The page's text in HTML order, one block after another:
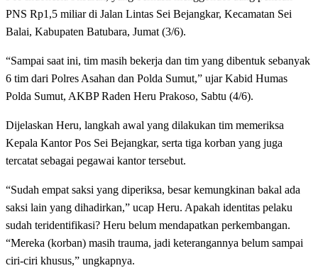
PNS Rp1,5 miliar di Jalan Lintas Sei Bejangkar, Kecamatan Sei
Balai, Kabupaten Batubara, Jumat (3/6).
“Sampai saat ini, tim masih bekerja dan tim yang dibentuk sebanyak
6 tim dari Polres Asahan dan Polda Sumut,” ujar Kabid Humas
Polda Sumut, AKBP Raden Heru Prakoso, Sabtu (4/6).
Dijelaskan Heru, langkah awal yang dilakukan tim memeriksa
Kepala Kantor Pos Sei Bejangkar, serta tiga korban yang juga
tercatat sebagai pegawai kantor tersebut.
“Sudah empat saksi yang diperiksa, besar kemungkinan bakal ada
saksi lain yang dihadirkan,” ucap Heru. Apakah identitas pelaku
sudah teridentifikasi? Heru belum mendapatkan perkembangan.
“Mereka (korban) masih trauma, jadi keterangannya belum sampai
ciri-ciri khusus,” ungkapnya.